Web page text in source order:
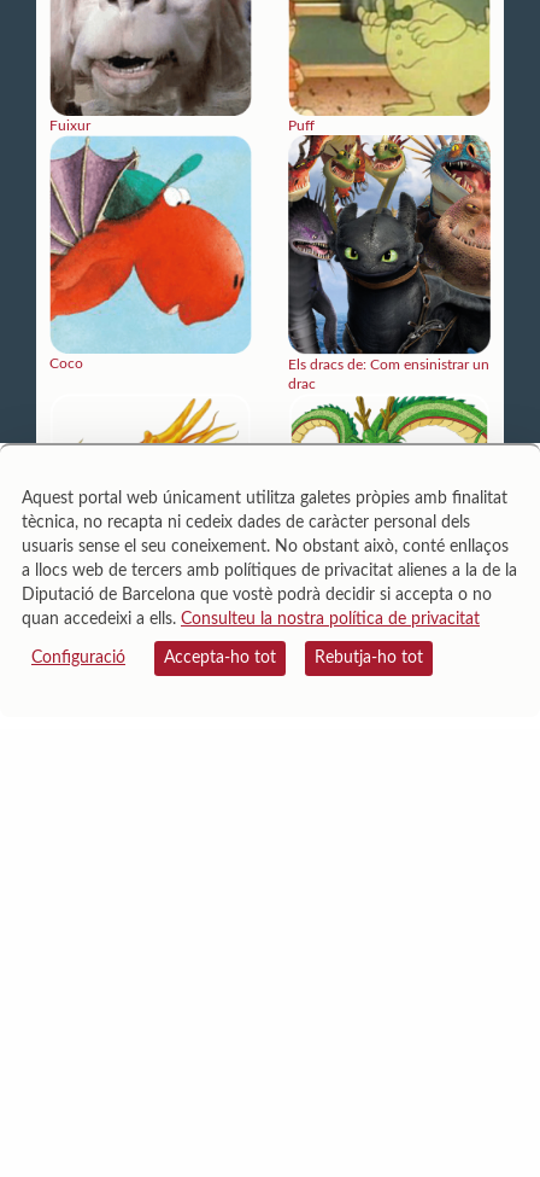
Fuixur Puff
Coco
Els dracs de: Com ensinistrar un
drac
Els Dracs xinesos Sheron
Aquest portal web únicament utilitza galetes pròpies amb finalitat
tècnica, no recapta ni cedeix dades de caràcter personal dels
usuaris sense el seu coneixement. No obstant això, conté enllaços
a llocs web de tercers amb polítiques de privacitat alienes a la de la
Diputació de Barcelona que vostè podrà decidir si accepta o no
quan accedeixi a ells. Consulteu la nostra política de privacitat
Configuració Accepta-ho tot Rebutja-ho tot